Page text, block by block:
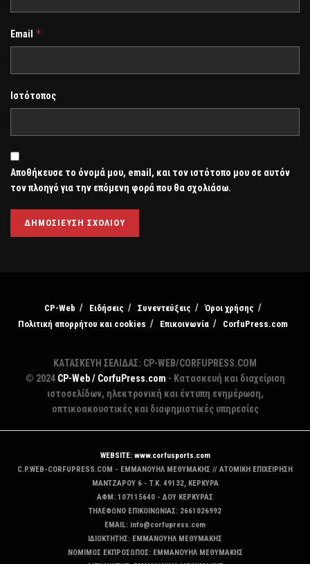
Email *
Ιστότοπος
Αποθήκευσε το όνομά μου, email, και τον ιστότοπο μου σε αυτόν
τον πλοηγό για την επόμενη φορά που θα σχολιάσω.
CP-Web Ειδήσεις Συνεντεύξεις
Όροι χρήσης
Πολιτική απορρήτου και cookies
Επικοινωνία CorfuPress.com
ΚΑΤΑΣΚΕΥΗ ΣΕΛΙΔΑΣ: CP-WEB/CORFUPRESS.COM
© 2024 CP-Web / CorfuPress.com - Κατασκευή και διαχείριση
ιστοσελίδων, ηλεκτρονική και έντυπη ενημέρωση,
οπτικοακουστικές και διαφημιστικές υπηρεσίες
WEBSITE: www.corfusports.com
C.P.WEB-CORFUPRESS.COM - ΕΜΜΑΝΟΥΗΛ ΜΕΘΥΜΑΚΗΣ // ΑΤΟΜΙΚΗ ΕΠΙΧΕΙΡΗΣΗ
MANTZAΡΟΥ 6 - T.K. 49132, ΚΕΡΚΥΡΑ
ΑΦΜ: 107115640 - ΔΟΥ ΚΕΡΚΥΡΑΣ
ΤΗΛΕΦΩΝΟ ΕΠΙΚΟΙΝΩΝΙΑΣ: 2661026992
EMAIL: info@corfupress.com
ΙΔΙΟΚΤΗΤΗΣ: EMMANOYΗΛ ΜΕΘΥΜΑΚΗΣ
ΝΟΜΙΜΟΣ ΕΚΠΡΟΣΩΠΟΣ: EMMANOYΗΛ ΜΕΘΥΜΑΚΗΣ